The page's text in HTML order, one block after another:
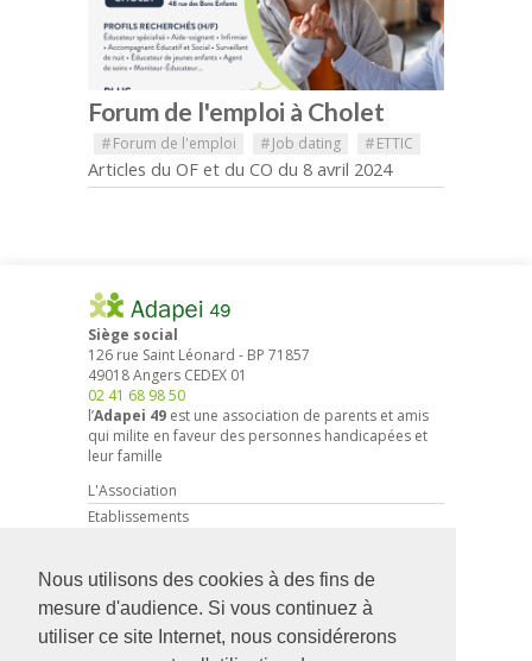
Nous utilisons des cookies à des fins de
mesure d'audience. Si vous continuez à
utiliser ce site Internet, nous considérerons
Forum de l'emploi à Cholet
#Forum de l'emploi #Job dating #ETTIC
Articles du OF et du CO du 8 avril 2024
Siège social
126 rue Saint Léonard - BP 71857
49018Angers CEDEX 01
02 41 68 98 50
l’Adapei 49 est une association de parents et amis
qui milite en faveur des personnes handicapées et
leur famille
L'Association
Etablissements
Actions associatives
Actualités
Faire un don